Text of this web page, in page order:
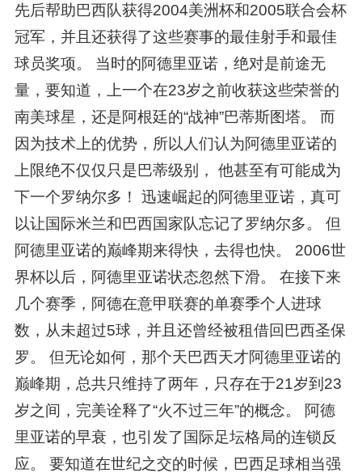
先后帮助巴西队获得2004美洲杯和2005联合会杯
冠军，并且还获得了这些赛事的最佳射手和最佳
球员奖项。 当时的阿德里亚诺，绝对是前途无
量，要知道，上一个在23岁之前收获这些荣誉的
南美球星，还是阿根廷的“战神”巴蒂斯图塔。 而
因为技术上的优势，所以人们认为阿德里亚诺的
上限绝不仅仅只是巴蒂级别， 他甚至有可能成为
下一个罗纳尔多！ 迅速崛起的阿德里亚诺，真可
以让国际米兰和巴西国家队忘记了罗纳尔多。 但
阿德里亚诺的巅峰期来得快，去得也快。 2006世
界杯以后，阿德里亚诺状态忽然下滑。 在接下来
几个赛季，阿德在意甲联赛的单赛季个人进球
数，从未超过5球，并且还曾经被租借回巴西圣保
罗。 但无论如何，那个天巴西天才阿德里亚诺的
巅峰期，总共只维持了两年，只存在于21岁到23
岁之间，完美诠释了“火不过三年”的概念。 阿德
里亚诺的早衰，也引发了国际足坛格局的连锁反
应。 要知道在世纪之交的时候，巴西足球相当强